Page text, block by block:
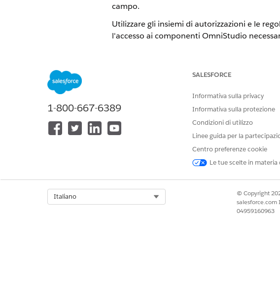
campo.
Utilizzare gli insiemi di autorizzazioni e le
l'accesso ai componenti OmniStudio
Creazione di un profilo per un utente
QUESTO ARTICOLO HA RISOLTO IL PROBLEMA?
Facci sapere, così possiamo migliorare!
1-800-667-6389
SALESFORCE
Informativa sulla privacy
Informativa sulla protezione
Condizioni di utilizzo
Linee guida per la
Centro preferenze cookie
Le tue scelte in materia
Italiano
© Copyright
salesforce.com
04959160963